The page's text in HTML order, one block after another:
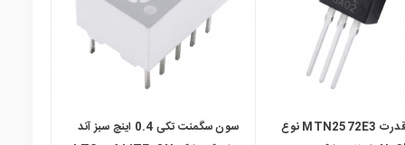
ماسفت قدرت MTN2572E3 نوع
سون سگمنت تکی 0.4 اینچ سبز آند